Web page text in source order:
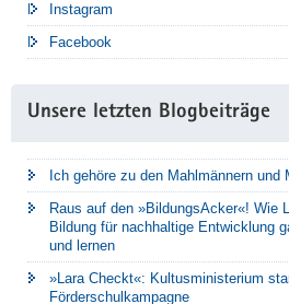
Instagram
Facebook
Unsere letzten Blogbeiträge
Ich gehöre zu den Mahlmännern und
Raus auf den »BildungsAcker«! Wie
Bildung für nachhaltige Entwicklung
und lernen
»Lara Checkt«: Kultusministerium
Förderschulkampagne